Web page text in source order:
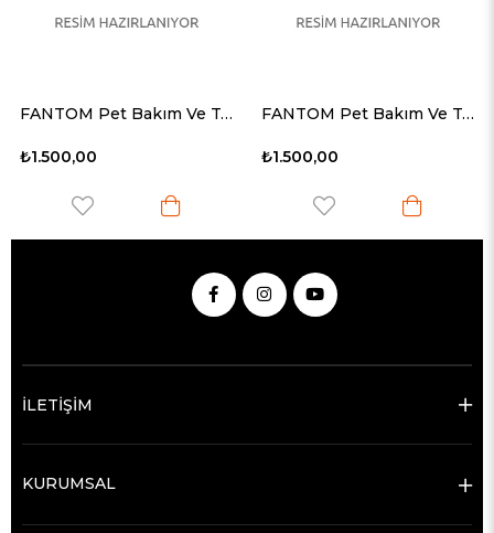
FANTOM Pet Bakım Ve Temizlik Kiti
₺1.500,00
FANTOM Pet Bakım Ve Temizlik Kiti
₺1.500,00
İLETİŞİM
KURUMSAL